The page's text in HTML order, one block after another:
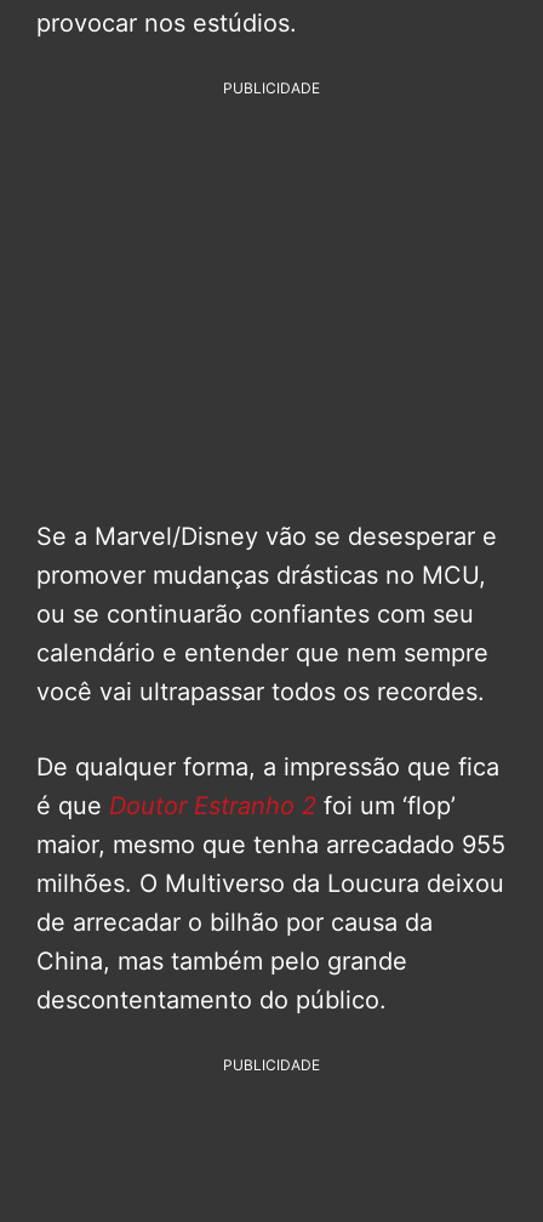
provocar nos estúdios.
PUBLICIDADE
Se a Marvel/Disney vão se desesperar e
promover mudanças drásticas no MCU,
ou se continuarão confiantes com seu
calendário e entender que nem sempre
você vai ultrapassar todos os recordes.
De qualquer forma, a impressão que fica
é que Doutor Estranho 2 foi um ‘flop’
maior, mesmo que tenha arrecadado 955
milhões. O Multiverso da Loucura deixou
de arrecadar o bilhão por causa da
China, mas também pelo grande
descontentamento do público.
PUBLICIDADE